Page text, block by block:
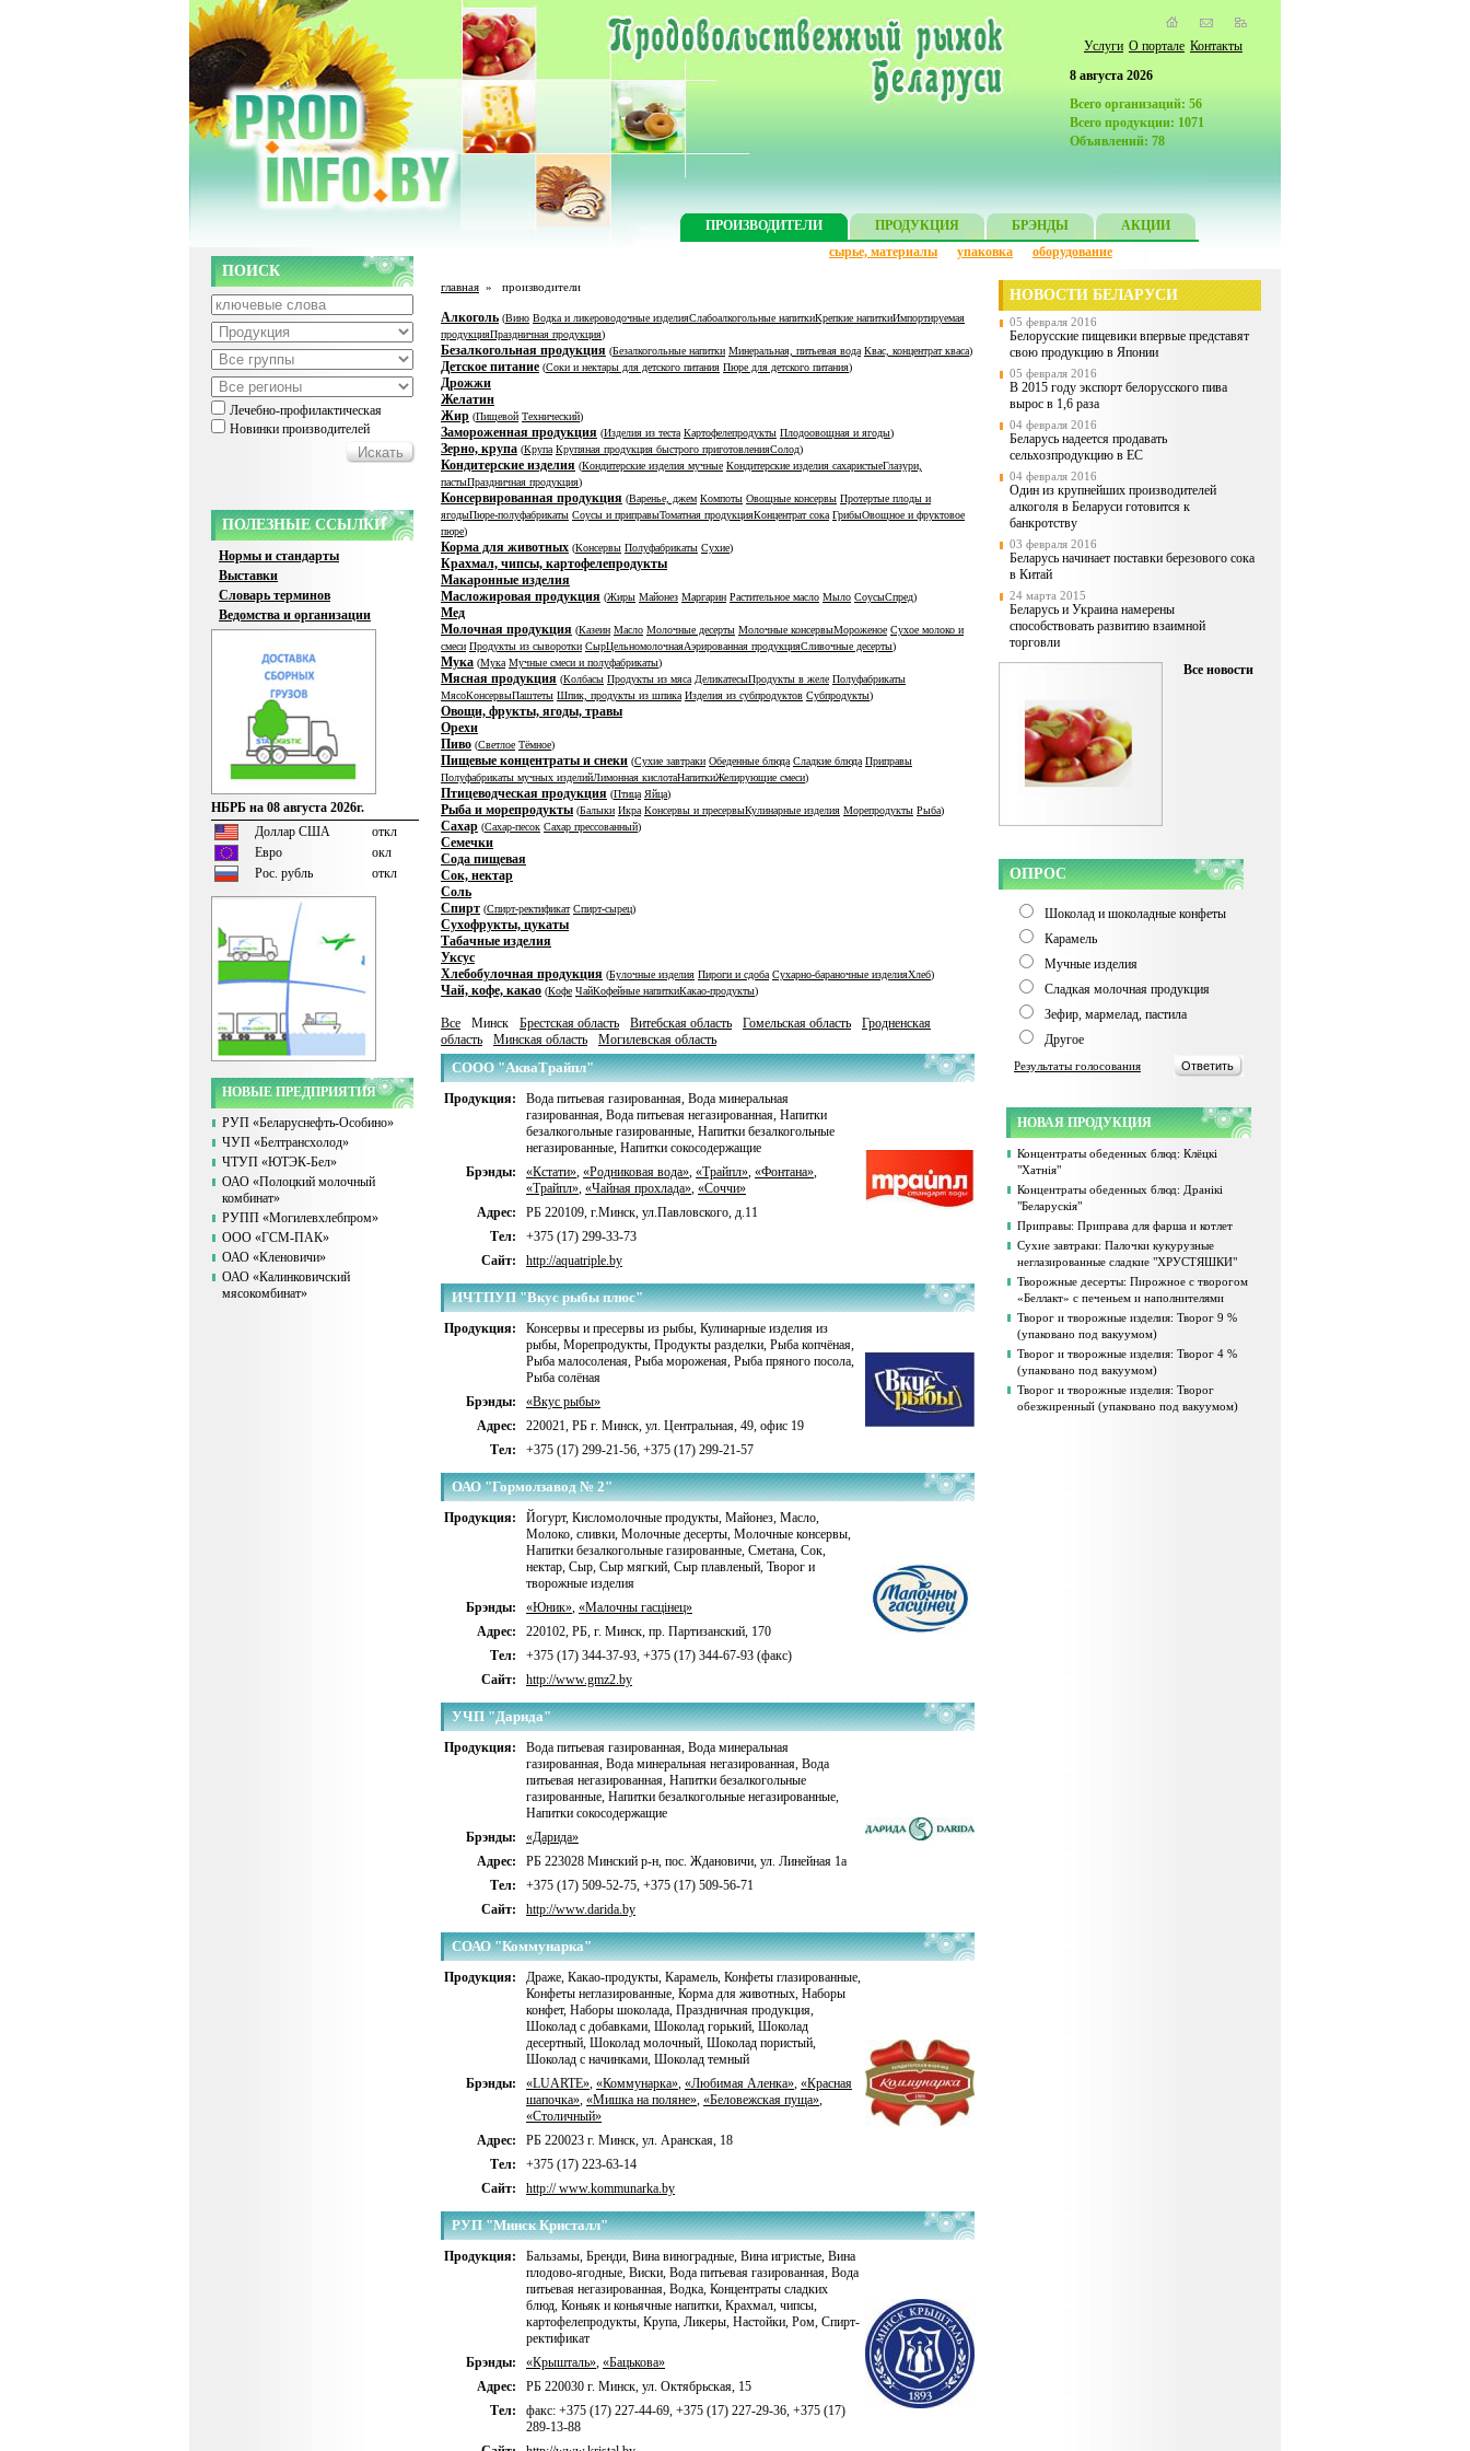
8 августа 2026
Всего организаций: 56
Всего продукции: 1071
Объявлений: 78
ПРОИЗВОДИТЕЛИ ПРОДУКЦИЯ БРЭНДЫ
АКЦИИ
сырье, материалы
упаковка оборудование
Услуги О портале Контакты
ПОИСК
Лечебно-профилактическая
Новинки производителей
ПОЛЕЗНЫЕ ССЫЛКИ
Нормы и стандарты
Выставки
Словарь терминов
Ведомства и организации
НБРБ на 08 августа 2026г.
Доллар США
откл
Евро
окл
Рос. рубль
откл
НОВЫЕ ПРЕДПРИЯТИЯ
РУП «Беларуснефть-Особино»
ЧУП «Белтрансхолод»
ЧТУП «ЮТЭК-Бел»
ОАО «Полоцкий молочный
комбинат»
РУПП «Могилевхлебпром»
ООО «ГСМ-ПАК»
ОАО «Кленовичи»
ОАО «Калинковичский
мясокомбинат»
главная » производители
Алкоголь (Вино Водка и ликероводочные изделияСлабоалкогольные напиткиКрепкие напиткиИмпортируемая
продукцияПраздничная продукция)
Безалкогольная продукция (Безалкогольные напитки Минеральная, питьевая вода Квас, концентрат кваса)
Детское питание (Соки и нектары для детского питания Пюре для детского питания)
Дрожжи
Желатин
Жир (Пищевой Технический)
Замороженная продукция (Изделия из теста Картофелепродукты Плодоовощная и ягоды)
Зерно, крупа (Крупа Крупяная продукция быстрого приготовленияСолод)
Кондитерские изделия (Кондитерские изделия мучные Кондитерские изделия сахаристыеГлазури,
пастыПраздничная продукция)
Консервированная продукция (Варенье, джем Компоты Овощные консервы Протертые плоды и
ягодыПюре-полуфабрикаты Соусы и приправыТоматная продукцияКонцентрат сока ГрибыОвощное и фруктовое
пюре)
Корма для животных (Консервы Полуфабрикаты Сухие)
Крахмал, чипсы, картофелепродукты
Макаронные изделия
Масложировая продукция (Жиры Майонез Маргарин Растительное масло Мыло СоусыСпред)
Мед
Молочная продукция (Казеин Масло Молочные десерты Молочные консервыМороженое Сухое молоко и
смеси Продукты из сыворотки СырЦельномолочнаяАэрированная продукцияСливочные десерты)
Мука (Мука Мучные смеси и полуфабрикаты)
Мясная продукция (Колбасы Продукты из мяса ДеликатесыПродукты в желе Полуфабрикаты
МясоКонсервыПаштеты Шпик, продукты из шпика Изделия из субпродуктов Субпродукты)
Овощи, фрукты, ягоды, травы
Орехи
Пиво (Светлое Тёмное)
Пищевые концентраты и снеки (Сухие завтраки Обеденные блюда Сладкие блюда Приправы
Полуфабрикаты мучных изделийЛимонная кислотаНапиткиЖелирующие смеси)
Птицеводческая продукция (Птица Яйца)
Рыба и морепродукты (Балыки Икра Консервы и пресервыКулинарные изделия Морепродукты Рыба)
Сахар (Сахар-песок Сахар прессованный)
Семечки
Сода пищевая
Сок, нектар
Соль
Спирт (Спирт-ректификат Спирт-сырец)
Сухофрукты, цукаты
Табачные изделия
Уксус
Хлебобулочная продукция (Булочные изделия Пироги и сдоба Сухарно-бараночные изделияХлеб)
Чай, кофе, какао (Кофе ЧайКофейные напиткиКакао-продукты)
Все Минск Брестская область Витебская область Гомельская область
Гродненская
область
Минская область Могилевская область
СООО "АкваТрайпл"
Продукция: Вода питьевая газированная, Вода минеральная
газированная, Вода питьевая негазированная, Напитки
безалкогольные газированные, Напитки безалкогольные
негазированные, Напитки сокосодержащие
Брэнды:
«Кстати», «Родниковая вода», «Трайпл», «Фонтана»,
«Трайпл», «Чайная прохлада», «Соччи»
Адрес:
РБ 220109, г.Минск, ул.Павловского, д.11
Тел:
+375 (17) 299-33-73
Сайт:
http://aquatriple.by
ИЧТПУП "Вкус рыбы плюс"
Продукция: Консервы и пресервы из рыбы, Кулинарные изделия из
рыбы, Морепродукты, Продукты разделки, Рыба копчёная,
Рыба малосоленая, Рыба мороженая, Рыба пряного посола,
Рыба солёная
Брэнды:
«Вкус рыбы»
Адрес:
220021, РБ г. Минск, ул. Центральная, 49, офис 19
Тел:
+375 (17) 299-21-56, +375 (17) 299-21-57
ОАО "Гормолзавод № 2"
Продукция: Йогурт, Кисломолочные продукты, Майонез, Масло,
Молоко, сливки, Молочные десерты, Молочные консервы,
Напитки безалкогольные газированные, Сметана, Сок,
нектар, Сыр, Сыр мягкий, Сыр плавленый, Творог и
творожные изделия
Брэнды:
«Юник», «Малочны гаcцiнец»
Адрес:
220102, РБ, г. Минск, пр. Партизанский, 170
Тел:
+375 (17) 344-37-93, +375 (17) 344-67-93 (факс)
Сайт:
http://www.gmz2.by
УЧП "Дарида"
Продукция: Вода питьевая газированная, Вода минеральная
газированная, Вода минеральная негазированная, Вода
питьевая негазированная, Напитки безалкогольные
газированные, Напитки безалкогольные негазированные,
Напитки сокосодержащие
Брэнды:
«Дарида»
Адрес:
РБ 223028 Минский р-н, пос. Ждановичи, ул. Линейная 1а
Тел:
+375 (17) 509-52-75, +375 (17) 509-56-71
Сайт:
http://www.darida.by
СОАО "Коммунарка"
Продукция: Драже, Какао-продукты, Карамель, Конфеты глазированные,
Конфеты неглазированные, Корма для животных, Наборы
конфет, Наборы шоколада, Праздничная продукция,
Шоколад с добавками, Шоколад горький, Шоколад
десертный, Шоколад молочный, Шоколад пористый,
Шоколад с начинками, Шоколад темный
Брэнды:
«LUARTE», «Коммунарка», «Любимая Аленка», «Красная
шапочка», «Мишка на поляне», «Беловежская пуща»,
«Столичный»
Адрес:
РБ 220023 г. Минск, ул. Аранская, 18
Тел:
+375 (17) 223-63-14
Сайт:
http:// www.kommunarka.by
РУП "Минск Кристалл"
Продукция: Бальзамы, Бренди, Вина виноградные, Вина игристые, Вина
плодово-ягодные, Виски, Вода питьевая газированная, Вода
питьевая негазированная, Водка, Концентраты сладких
блюд, Коньяк и коньячные напитки, Крахмал, чипсы,
картофелепродукты, Крупа, Ликеры, Настойки, Ром, Спирт-
ректификат
Брэнды:
«Крышталь», «Бацькова»
Адрес:
РБ 220030 г. Минск, ул. Октябрьская, 15
Тел:
факс: +375 (17) 227-44-69, +375 (17) 227-29-36, +375 (17)
289-13-88
НОВОСТИ БЕЛАРУСИ
05 февраля 2016
Белорусские пищевики впервые представят
свою продукцию в Японии
05 февраля 2016
В 2015 году экспорт белорусского пива
вырос в 1,6 раза
04 февраля 2016
Беларусь надеется продавать
сельхозпродукцию в ЕС
04 февраля 2016
Один из крупнейших производителей
алкоголя в Беларуси готовится к
банкротству
03 февраля 2016
Беларусь начинает поставки березового сока
в Китай
24 марта 2015
Беларусь и Украина намерены
способствовать развитию взаимной
торговли
Все новости
ОПРОС
Шоколад и шоколадные конфеты
Карамель
Мучные изделия
Сладкая молочная продукция
Зефир, мармелад, пастила
Другое
Результаты голосования
НОВАЯ ПРОДУКЦИЯ
Концентраты обеденных блюд: Клёцкі
"Хатнія"
Концентраты обеденных блюд: Дранікі
"Беларускія"
Приправы: Приправа для фарша и котлет
Сухие завтраки: Палочки кукурузные
неглазированные сладкие "ХРУСТЯШКИ"
Творожные десерты: Пирожное с творогом
«Беллакт» с печеньем и наполнителями
Творог и творожные изделия: Творог 9 %
(упаковано под вакуумом)
Творог и творожные изделия: Творог 4 %
(упаковано под вакуумом)
Творог и творожные изделия: Творог
обезжиренный (упаковано под вакуумом)